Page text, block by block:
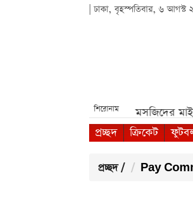
| ঢাকা, বৃহস্পতিবার, ৬
শিরোনাম
পশ্চিমবঙ্গে মসজিদের
প্রচ্ছদ
ক্রিকেট
প্রচ্ছদ / Pay